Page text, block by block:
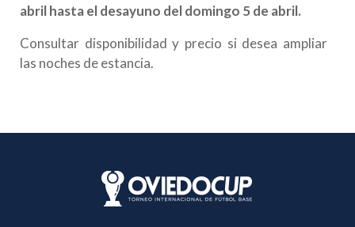
abril hasta el desayuno del domingo 5 de abril.
Consultar disponibilidad y precio si desea ampliar
las noches de estancia.